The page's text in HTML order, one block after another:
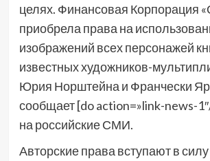
целях. Финансовая Корпорация
приобрела права на
изображений всех персонажей
известных художников-
Юрия Норштейна и Франчески
сообщает [do action=»link-news-
на российские СМИ.
Авторские права вступают в